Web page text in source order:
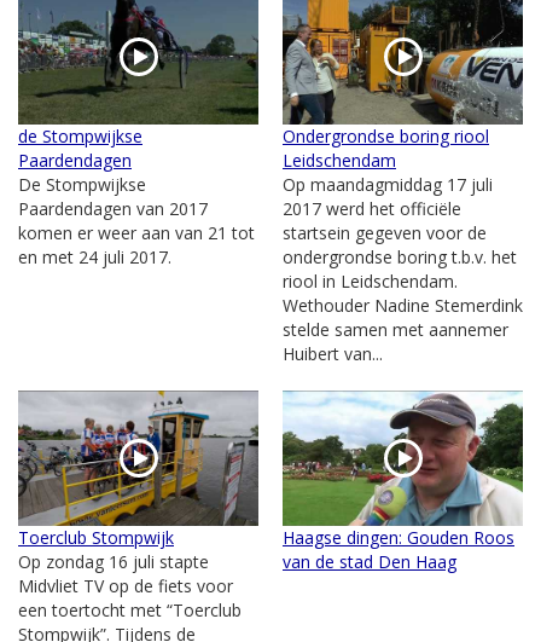
de Stompwijkse
Paardendagen
De Stompwijkse
Paardendagen van 2017
komen er weer aan van 21 tot
en met 24 juli 2017.
Ondergrondse boring riool
Leidschendam
Op maandagmiddag 17 juli
2017 werd het officiële
startsein gegeven voor de
ondergrondse boring t.b.v. het
riool in Leidschendam.
Wethouder Nadine Stemerdink
stelde samen met aannemer
Huibert van...
Toerclub Stompwijk
Op zondag 16 juli stapte
Midvliet TV op de fiets voor
een toertocht met “Toerclub
Stompwijk”. Tijdens de
Haagse dingen: Gouden Roos
van de stad Den Haag